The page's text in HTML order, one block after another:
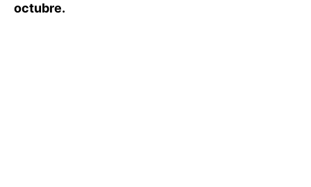
octubre.